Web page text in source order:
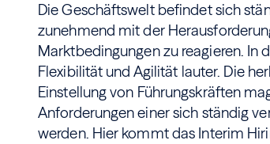
Die Geschäftswelt befindet sich
zunehmend mit der
Marktbedingungen zu reagieren. In
Flexibilität und Agilität lauter. Die
Einstellung von Führungskräften
Anforderungen einer sich ständig
werden. Hier kommt das Interim